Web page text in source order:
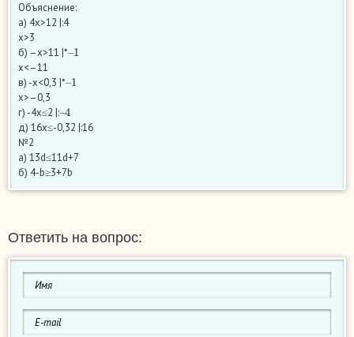
Объяснение:
а) 4x>12 |:4
х>3
б) –x>11 |*
–
х<–11
в) -x<0,3 |*
–
х>–0,3
г) -4x≤2 |:
д) 16x≤-0,32 |:16
№2
а) 13d≤11d+7
б) 4-b≥3+7b
Ответить на вопрос: